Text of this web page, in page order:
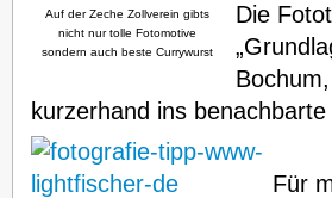
Auf der Zeche Zollverein gibts
nicht nur tolle Fotomotive
sondern auch beste Currywurst
Die
kurzerhand ins
Für